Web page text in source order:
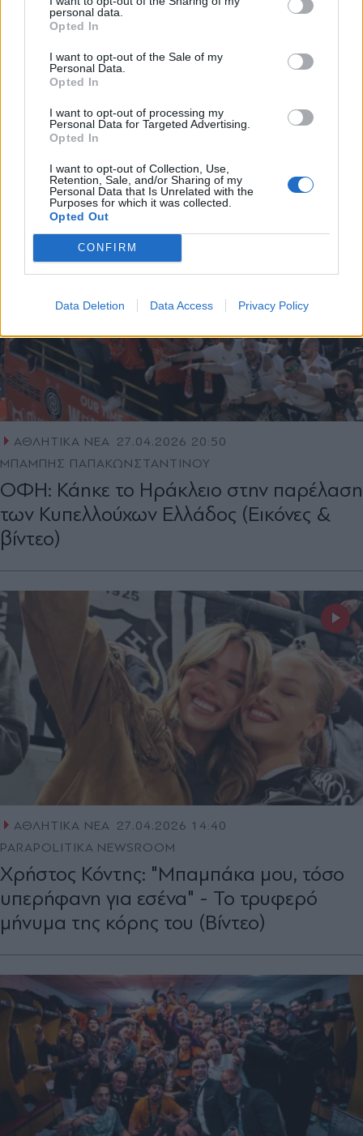
personal data.
Opted In
I want to opt-out of the Sale of my
Personal Data.
Opted In
I want to opt-out of processing my
Personal Data for Targeted Advertising.
Opted In
I want to opt-out of Collection, Use,
Retention, Sale, and/or Sharing of my
Personal Data that Is Unrelated with the
Purposes for which it was collected.
Opted Out
CONFIRM
Data Deletion Data Access Privacy Policy
ΑΘΛΗΤΙΚΑ ΝΕΑ
ΣΟΦΙΑ ΚΑΡΑΚΑΣΙΔΗ
ΟΦΗ: Η συγκινητική ανάρτηση του
Χρήστου Κόντη μετά την κατάκτηση του
Κυπέλλου! - "Αυτό το συναίσθημα δεν
ΑΘΛΗΤΙΚΑ ΝΕΑ 27.04.2026 20:50
ΜΠΑΜΠΗΣ ΠΑΠΑΚΩΝΣΤΑΝΤΙΝΟΥ
ΟΦΗ: Κάηκε το Ηράκλειο στην παρέλαση
των Κυπελλούχων Ελλάδος (Εικόνες &
βίντεο)
ΑΘΛΗΤΙΚΑ ΝΕΑ
27.04.2026 14:40
PARAPOLITIKA NEWSROOM
Χρήστος Κόντης: "Μπαμπάκα μου, τόσο
υπερήφανη για εσένα" - Το τρυφερό
μήνυμα της κόρης του (Βίντεο)
Αποδέχομαι τους
και την πολιτική απορρήτου
X